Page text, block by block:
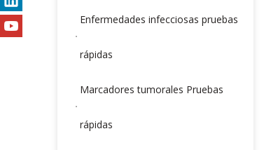
Enfermedades infecciosas pruebas
rápidas
Marcadores tumorales Pruebas
rápidas